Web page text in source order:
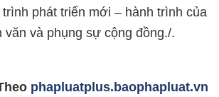
phát triển mới – hành trình của
văn và phụng sự cộng đồng./.
phapluatplus.baophapluat.vn